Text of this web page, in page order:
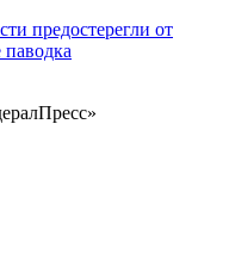
предостерегли от
паводка